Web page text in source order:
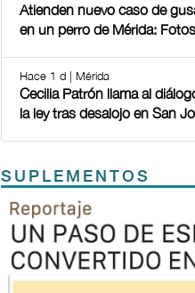
Atienden nuevo caso de
en un perro de Mérida: Fotos
Hace 1 d | Mérida
Cecilia Patrón llama al
la ley tras desalojo en San
SUPLEMENTOS
Previous
TODOS LOS